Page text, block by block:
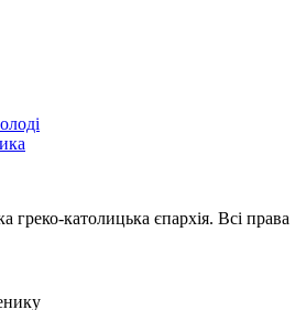
греко-католицька єпархія. Всі права